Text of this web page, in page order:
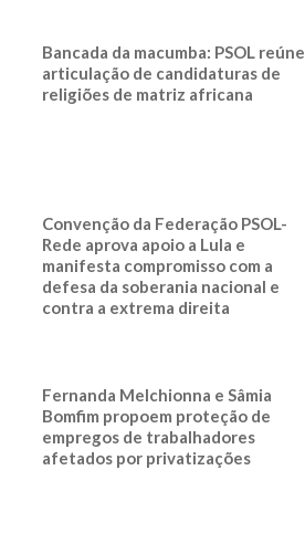
Bancada da macumba: PSOL reúne
articulação de candidaturas de
religiões de matriz africana
Convenção da Federação PSOL-
Rede aprova apoio a Lula e
manifesta compromisso com a
defesa da soberania nacional e
contra a extrema direita
Fernanda Melchionna e Sâmia
Bomfim propoem proteção de
empregos de trabalhadores
afetados por privatizações